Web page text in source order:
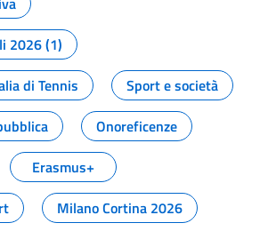
2026 (1)
di Tennis
Sport e società
Onoreficenze
Erasmus+
Milano Cortina 2026